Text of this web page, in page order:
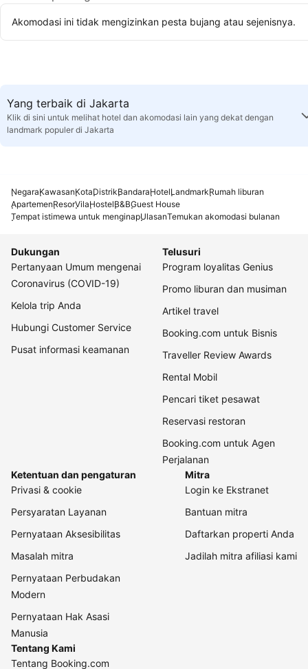
Akomodasi ini tidak mengizinkan pesta bujang atau sejenisnya.
Yang terbaik di Jakarta
Klik di sini untuk melihat hotel dan akomodasi lain yang dekat dengan
landmark populer di Jakarta
NegaraKawasanKotaDistrikBandaraHotelLandmarkRumah liburan
ApartemenResorVilaHostelB&BGuest House
Tempat istimewa untuk menginapUlasanTemukan akomodasi bulanan
Dukungan
Pertanyaan Umum mengenai
Coronavirus (COVID-19)
Kelola trip Anda
Hubungi Customer Service
Pusat informasi keamanan
Telusuri
Program loyalitas Genius
Promo liburan dan musiman
Artikel travel
Booking.com untuk Bisnis
Traveller Review Awards
Rental Mobil
Pencari tiket pesawat
Reservasi restoran
Booking.com untuk Agen
Perjalanan
Ketentuan dan pengaturan
Privasi & cookie
Persyaratan Layanan
Pernyataan Aksesibilitas
Masalah mitra
Pernyataan Perbudakan
Modern
Pernyataan Hak Asasi
Manusia
Mitra
Login ke Ekstranet
Bantuan mitra
Daftarkan properti Anda
Jadilah mitra afiliasi kami
Tentang Kami
Tentang Booking.com